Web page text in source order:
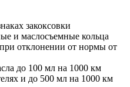
закоксовки
и маслосъемные кольца
отклонении от нормы от
до 100 мл на 1000 км
и до 500 мл на 1000 км